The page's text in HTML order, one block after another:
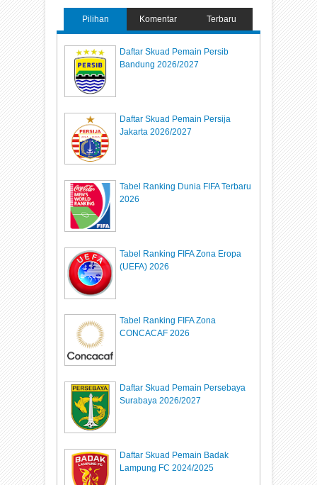
Pilihan Komentar Terbaru
Daftar Skuad Pemain Persib
Bandung 2026/2027
Daftar Skuad Pemain Persija
Jakarta 2026/2027
Tabel Ranking Dunia FIFA Terbaru
2026
Tabel Ranking FIFA Zona Eropa
(UEFA) 2026
Tabel Ranking FIFA Zona
CONCACAF 2026
Daftar Skuad Pemain Persebaya
Surabaya 2026/2027
Daftar Skuad Pemain Badak
Lampung FC 2024/2025